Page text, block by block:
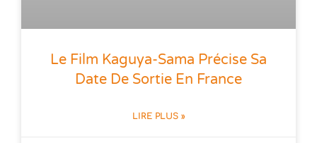
Le Film Kaguya-Sama Précise Sa
Date De Sortie En France
LIRE PLUS »